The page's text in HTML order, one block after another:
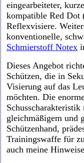
eingearbeiteter,
kompatible Red Dot
Reflexvisiere.
konventionelle,
Schmierstoff Notex
Dieses Angebot
Schützen, die in
Visierung auf das
möchten. Die
gleichmäßigem und
Schützenhand,
Trainingswaffe für
auch meine